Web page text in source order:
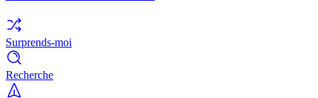
Surprends-moi
Recherche